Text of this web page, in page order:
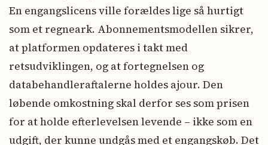
En engangslicens ville forældes lige så hurtigt
som et regneark. Abonnementsmodellen sikrer,
at platformen opdateres i takt med
retsudviklingen, og at fortegnelsen og
databehandleraftalerne holdes ajour. Den
løbende omkostning skal derfor ses som prisen
for at holde efterlevelsen levende – ikke som en
udgift, der kunne undgås med et engangskøb. Det